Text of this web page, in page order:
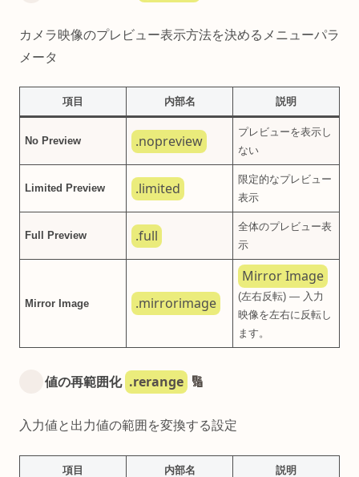
カメラ映像のプレビュー表示方法を決めるメニューパラ
メータ
項目 内部名 説明
No Preview .nopreview
プレビューを表示し
ない
Limited Preview .limited
限定的なプレビュー
表示
Full Preview .full
全体のプレビュー表
示
Mirror Image .mirrorimage
Mirror Image
(左右反転) — 入力
映像を左右に反転し
ます。
値の再範囲化 .rerange 🔢
入力値と出力値の範囲を変換する設定
項目 内部名 説明